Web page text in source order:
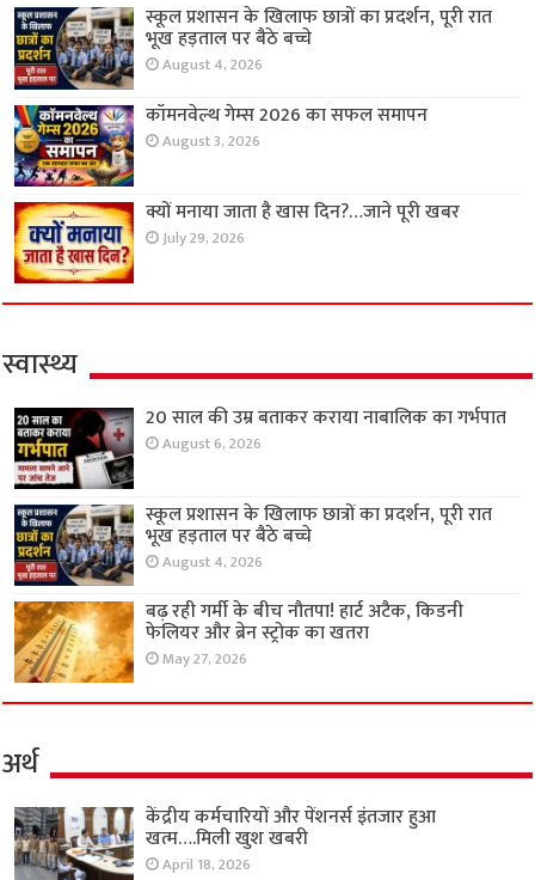
स्कूल प्रशासन के खिलाफ छात्रों का प्रदर्शन, पूरी रात
भूख हड़ताल पर बैठे बच्चे
August 4, 2026
कॉमनवेल्थ गेम्स 2026 का सफल समापन
August 3, 2026
क्यों मनाया जाता है खास दिन?…जाने पूरी खबर
July 29, 2026
स्वास्थ्य
20 साल की उम्र बताकर कराया नाबालिक का गर्भपात
August 6, 2026
स्कूल प्रशासन के खिलाफ छात्रों का प्रदर्शन, पूरी रात
भूख हड़ताल पर बैठे बच्चे
August 4, 2026
बढ़ रही गर्मी के बीच नौतपा! हार्ट अटैक, किडनी
फेलियर और ब्रेन स्ट्रोक का खतरा
May 27, 2026
अर्थ
केंद्रीय कर्मचारियों और पेंशनर्स इंतजार हुआ
खत्म….मिली खुश खबरी
April 18, 2026